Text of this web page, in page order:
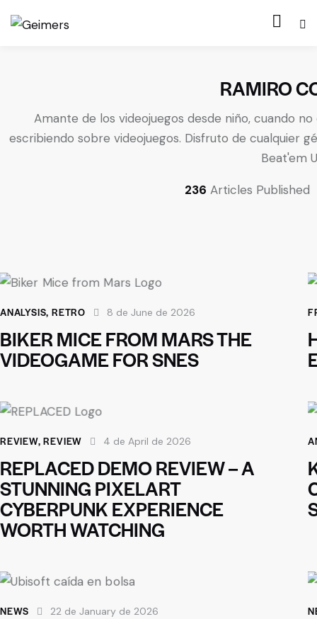
RAMIRO
Amante de los videojuegos desde niño, cuando
escribiendo sobre videojuegos. Disfruto de cualquier
Beat'em
236 Articles Published
ANALYSIS,RETRO 8 de June de 2026
BIKER MICE FROM MARS THE
VIDEOGAME FOR SNES
REVIEW,REVIEW 4 de April de 2026
REPLACED DEMO REVIEW – A
STUNNING PIXELART
CYBERPUNK EXPERIENCE
WORTH WATCHING
NEWS 22 de January de 2026